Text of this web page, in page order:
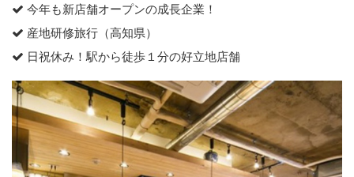
今年も新店舗オープンの成長企業！
産地研修旅行（高知県）
日祝休み！駅から徒歩１分の好立地店舗